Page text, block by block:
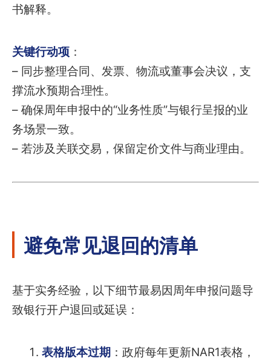
书解释。
关键行动项 ：
– 同步整理合同、发票、物流或董事会决议，支
撑流水预期合理性。
– 确保周年申报中的“业务性质”与银行呈报的业
务场景一致。
– 若涉及关联交易，保留定价文件与商业理由。
避免常见退回的清单
基于实务经验，以下细节最易因周年申报问题导
致银行开户退回或延误：
表格版本过期 ：政府每年更新NAR1表格，